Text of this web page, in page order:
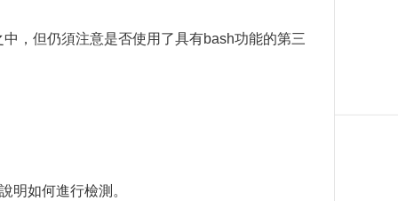
，但仍須注意是否使用了具有bash功能的第三
明如何進行檢測。